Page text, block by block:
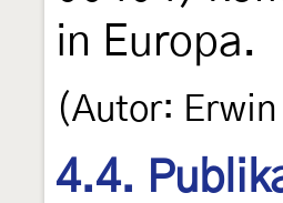
in Europa.
(Autor:
4.4.